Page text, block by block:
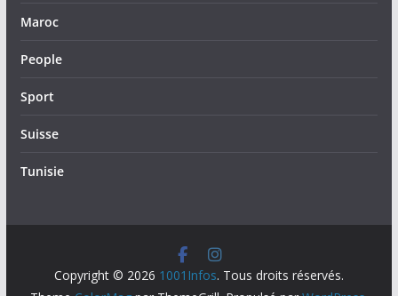
Maroc
People
Sport
Suisse
Tunisie
Copyright © 2026 1001Infos. Tous droits réservés.